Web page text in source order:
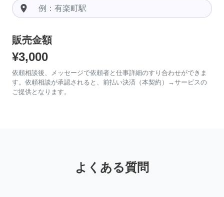
room
販売金額
¥3,000
依頼相談後、メッセージで依頼者と仕事詳細のすり合わせができま
す。依頼相談が承認されると、前払い決済（本契約）→サービスの
ご提供となります。
よくある質問